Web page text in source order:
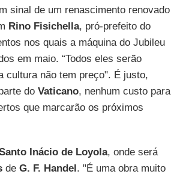
sinal de um renascimento renovado
Rino Fisichella, pró-prefeito do
nos quais a máquina do Jubileu
em maio. “Todos eles serão
cultura não tem preço". É justo,
do Vaticano, nenhum custo para
que marcarão os próximos
Inácio de Loyola, onde será
de G. F. Handel. "É uma obra muito